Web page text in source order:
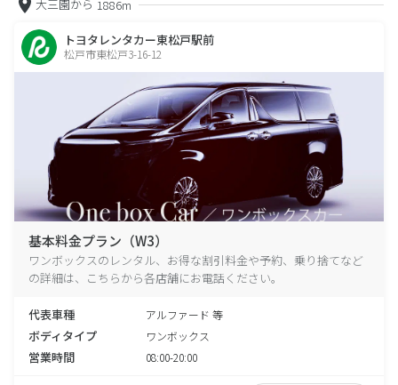
大三園から 1886m
トヨタレンタカー東松戸駅前
松戸市東松戸3-16-12
基本料金プラン（W3）
ワンボックスのレンタル、お得な割引料金や予約、乗り捨てなど
の詳細は、こちらから各店舗にお電話ください。
代表車種 アルファード 等
ボディタイプ ワンボックス
営業時間 08:00-20:00